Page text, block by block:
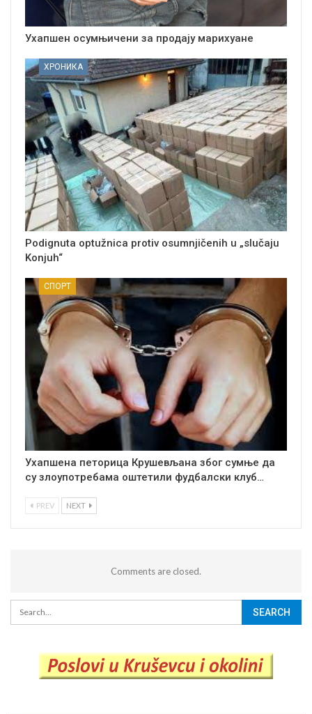
Ухапшен осумњичени за продају марихуане
ХРОНИКА
Podignuta optužnica protiv osumnjičenih u „slučaju
Konjuh“
СПОРТ
Ухапшена петорица Крушевљана због сумње да
су злоупотребама оштетили фудбалски клуб…
PREV NEXT
Comments are closed.